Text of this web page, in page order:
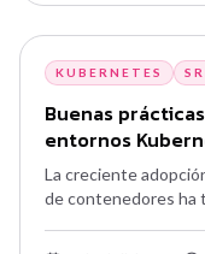
KUBERNETES
Buenas
entornos
La creciente
de contenedores ha